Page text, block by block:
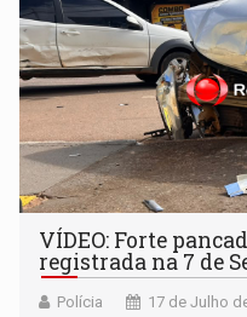
VÍDEO: Forte
registrada na 7 de
Polícia 17 de Julho